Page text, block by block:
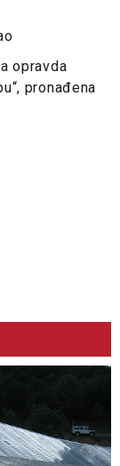
opravda
pronađena